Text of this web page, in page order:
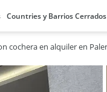
Countries y Barrios Cerrados